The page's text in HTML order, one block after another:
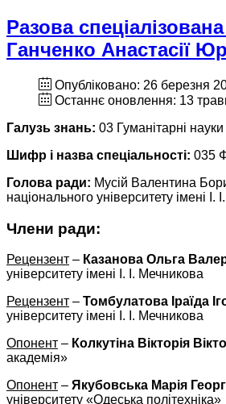
Разова
Ганченко Анастасії
Опубліковано: 26 березня
Останнє оновлення: 13
Галузь знань: 03 Гуманітарні науки
Шифр і назва спеціальності: 035
Голова ради: Мусій Валентина
національного університету імені І.
Члени ради:
Рецензент – Казанова Ольга
університету імені І. І. Мечникова
Рецензент – Томбулатова Іраїда
університету імені І. І. Мечникова
Опонент – Колкутіна Вікторія
академія»
Опонент – Якубовська Марія
університету «Одеська політехніка»